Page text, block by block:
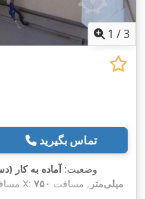
1 /3
تماس بگیرید
وضعیت: آماده به کار
, مسافت جابجایی محور X: ۷۵۰ میلی‌متر , مسافت